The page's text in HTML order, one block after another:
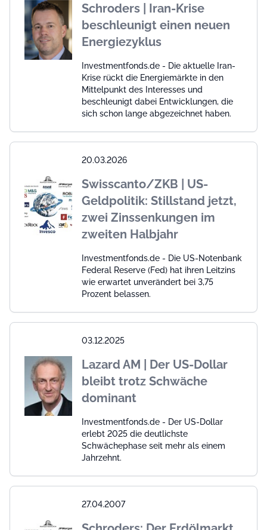
Schroders | Iran-Krise
beschleunigt einen neuen
Energiezyklus
Investmentfonds.de - Die aktuelle Iran-
Krise rückt die Energiemärkte in den
Mittelpunkt des Interesses und
beschleunigt dabei Entwicklungen, die
sich schon lange abgezeichnet haben.
20.03.2026
Swisscanto/ZKB | US-
Geldpolitik: Stillstand jetzt,
zwei Zinssenkungen im
zweiten Halbjahr
Investmentfonds.de - Die US-Notenbank
Federal Reserve (Fed) hat ihren Leitzins
wie erwartet unverändert bei 3,75
Prozent belassen.
03.12.2025
Lazard AM | Der US-Dollar
bleibt trotz Schwäche
dominant
Investmentfonds.de - Der US-Dollar
erlebt 2025 die deutlichste
Schwächephase seit mehr als einem
Jahrzehnt.
27.04.2007